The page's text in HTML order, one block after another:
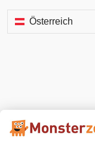
Österreich